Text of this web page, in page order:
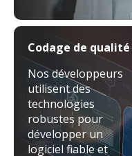
Codage de qualité
Nos développeurs
utilisent des
technologies
robustes pour
développer un
logiciel fiable et